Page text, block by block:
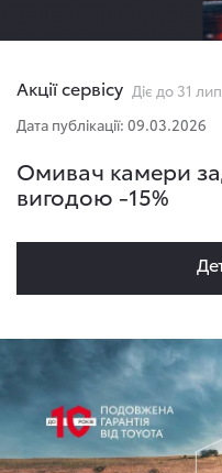
Акції сервісу Діє до 31
Дата публікації: 09.03.2026
Омивач камери
вигодою -15%